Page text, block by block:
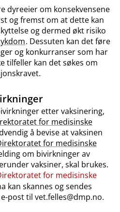
dyreeier om konsekvensene
og fremst om at dette kan
og dermed økt risiko
. Dessuten kan det føre
og konkurranser som har
tilfeller kan det søkes om
etter vaksinering,
for medisinske
å bevise at vaksinen
for medisinske
om bivirkninger av
vaksiner, skal brukes.
for medisinske
kan skannes og sendes
post til vet.felles@dmp.no.